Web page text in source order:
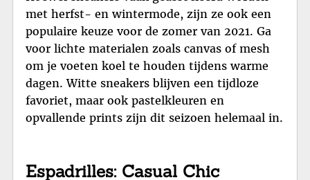
met herfst- en wintermode, zijn ze ook een
populaire keuze voor de zomer van 2021. Ga
voor lichte materialen zoals canvas of mesh
om je voeten koel te houden tijdens warme
dagen. Witte sneakers blijven een tijdloze
favoriet, maar ook pastelkleuren en
opvallende prints zijn dit seizoen helemaal in.
Espadrilles: Casual Chic